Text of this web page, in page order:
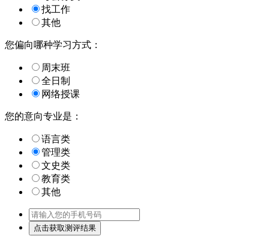
找工作
其他
您偏向哪种学习方式：
周末班
全日制
网络授课
您的意向专业是：
语言类
管理类
文史类
教育类
其他